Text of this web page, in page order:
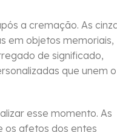
a cremação. As
em objetos memoriais,
de significado,
que unem o
esse momento. As
os afetos dos entes